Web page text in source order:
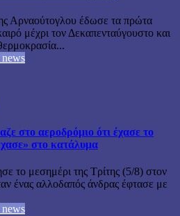
Αρναούτογλου έδωσε τα πρώτα
μέχρι τον Δεκαπενταύγουστο και
news
στο αεροδρόμιο ότι έχασε το
στο κατάλυμα
το μεσημέρι της Τρίτης (5/8) στον
ένας αλλοδαπός άνδρας έφτασε με
news